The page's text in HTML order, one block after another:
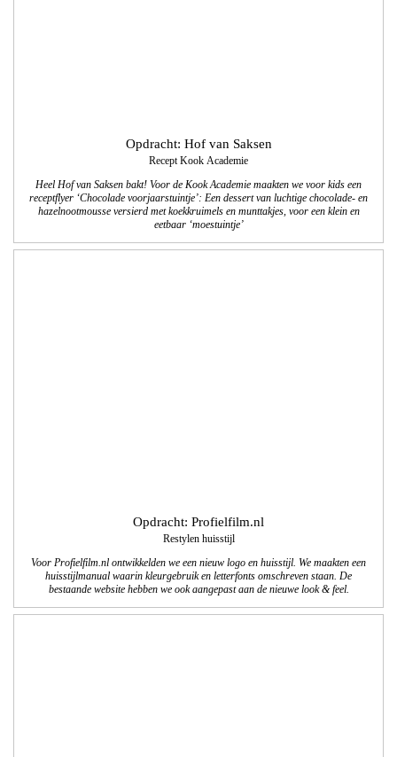
Opdracht: Hof van Saksen
Recept Kook Academie
Heel Hof van Saksen bakt! Voor de Kook Academie maakten we voor kids een
receptflyer ‘Chocolade voorjaarstuintje’: Een dessert van luchtige chocolade- en
hazelnootmousse versierd met koekkruimels en munttakjes, voor een klein en
eetbaar ‘moestuintje’
Opdracht: Profielfilm.nl
Restylen huisstijl
Voor Profielfilm.nl ontwikkelden we een nieuw logo en huisstijl. We maakten een
huisstijlmanual waarin kleurgebruik en letterfonts omschreven staan. De
bestaande website hebben we ook aangepast aan de nieuwe look & feel.